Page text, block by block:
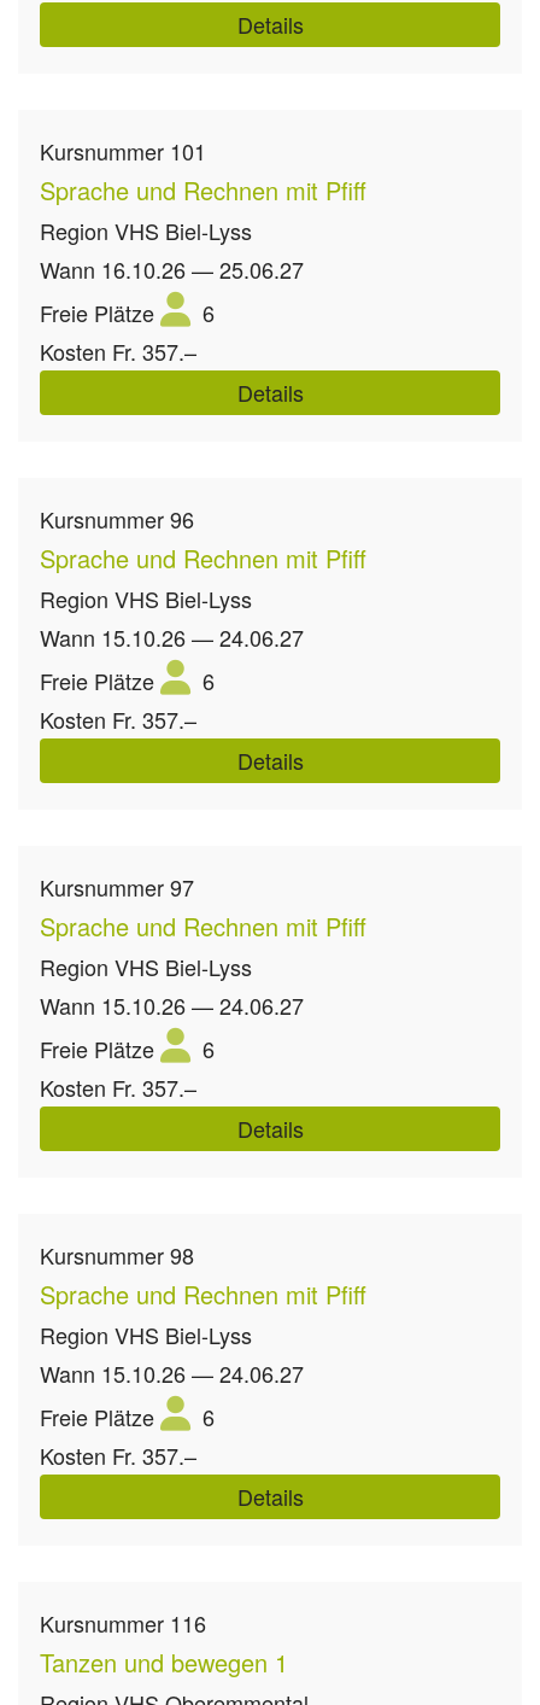
Details
Kursnummer 101
Sprache und Rechnen mit Pfiff
Region VHS Biel-Lyss
Wann 16.10.26 — 25.06.27
Freie Plätze
6
Kosten Fr. 357.–
Details
Kursnummer96
Sprache und Rechnen mit Pfiff
Region VHS Biel-Lyss
Wann 15.10.26 — 24.06.27
Freie Plätze
6
Kosten Fr. 357.–
Details
Kursnummer97
Sprache und Rechnen mit Pfiff
Region VHS Biel-Lyss
Wann 15.10.26 — 24.06.27
Freie Plätze
6
Kosten Fr. 357.–
Details
Kursnummer98
Sprache und Rechnen mit Pfiff
Region VHS Biel-Lyss
Wann 15.10.26 — 24.06.27
Freie Plätze
6
Kosten Fr. 357.–
Details
Kursnummer 116
Tanzen und bewegen 1